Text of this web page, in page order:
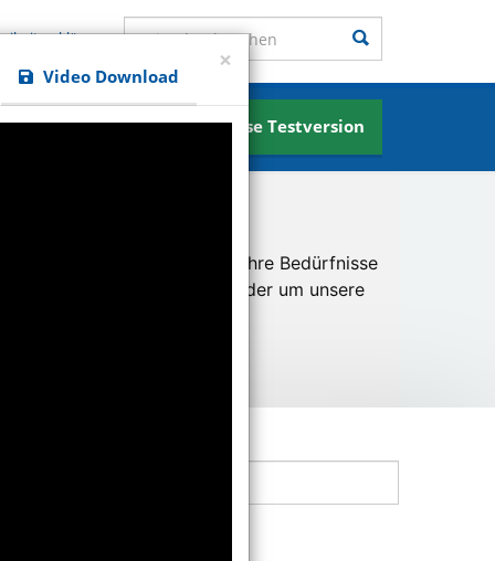
und besser an Ihre Bedürfnisse
unsere Besucher kommen oder um unsere
Kostenlose Testversion
News
Seite durchsuchen Suchen
×
Video Download